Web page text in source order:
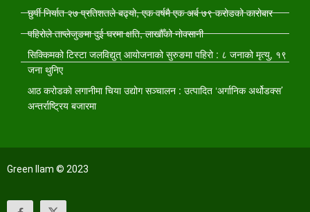
छुर्पी निर्यात २७ प्रतिशतले बढ्यो, एक वर्षमै एक अर्ब ७९ करोडको कारोबार
पहिरोले ताप्लेजुङमा दुई घरमा क्षति, लाखौँको नोक्सानी
सिक्किमको टिस्टा जलविद्युत् आयोजनाको सुरुङमा पहिरो : ८ जनाको मृत्यु, १९
जना थुनिए
आठ करोडको लगानीमा चिया उद्योग सञ्चालन : उत्पादित ‘अर्गानिक अर्थोडक्स’
अन्तर्राष्ट्रिय बजारमा
Green Ilam © 2023